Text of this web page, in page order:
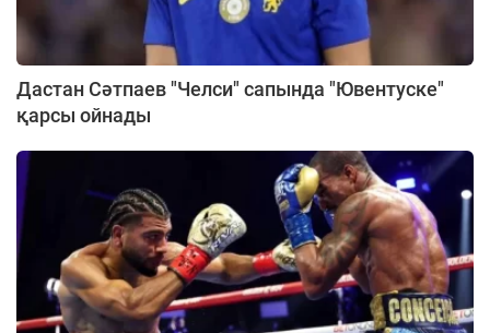
Дастан Сәтпаев "Челси" сапында "Ювентуске"
қарсы ойнады